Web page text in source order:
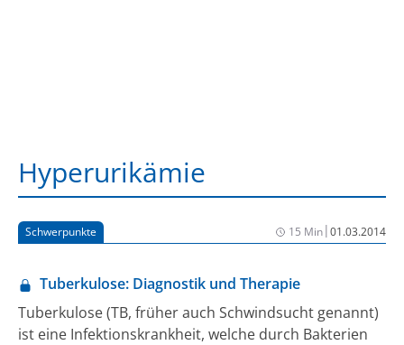
Hyperurikämie
Schwerpunkte 15 Min|01.03.2014
Tuberkulose: Diagnostik und Therapie
Tuberkulose (TB, früher auch Schwindsucht genannt)
ist eine Infektionskrankheit, welche durch Bakterien